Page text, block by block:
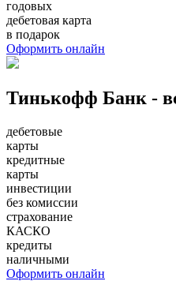
годовых
дебетовая карта
в подарок
Оформить онлайн
Тинькофф Банк -
дебетовые
карты
кредитные
карты
инвестиции
без комиссии
страхование
КАСКО
кредиты
наличными
Оформить онлайн